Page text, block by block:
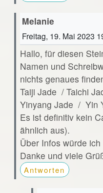
Melanie
Freitag, 19. Mai 2023
Hallo, für diesen
Namen und
nichts genaues
Taiji Jade / Taichi
Yinyang Jade / Yin
Es ist definitiv kein
ähnlich aus).
Über Infos würde
Danke und viele
Antworten